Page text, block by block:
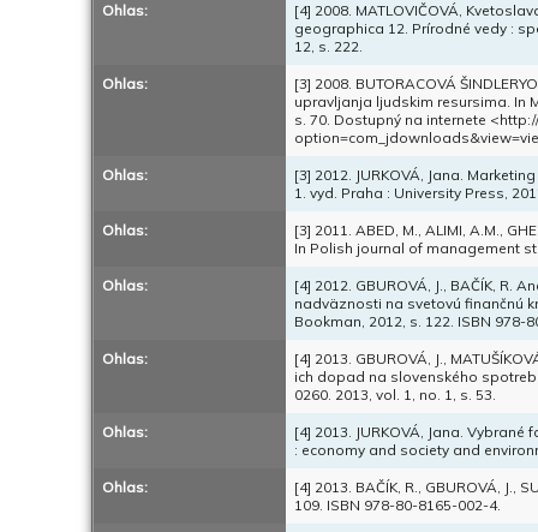
Ohlas:
[4] 2008. MATLOVIČOVÁ,
geographica 12. Prírodné vedy :
12, s. 222.
Ohlas:
[3] 2008. BUTORACOVÁ
upravljanja ljudskim resursima. In
s. 70. Dostupný na internete
Ohlas:
[3] 2012. JURKOVÁ, Jana.
1. vyd. Praha : University Press,
Ohlas:
[3] 2011. ABED, M., ALIMI, A.M.,
In Polish journal of management
Ohlas:
[4] 2012. GBUROVÁ, J., BAČÍK,
nadväznosti na svetovú finančnú
Bookman, 2012, s. 122. ISBN 978-
Ohlas:
[4] 2013. GBUROVÁ, J.,
ich dopad na slovenského
0260. 2013, vol. 1, no. 1, s. 53.
Ohlas:
[4] 2013. JURKOVÁ, Jana.
: economy and society and
Ohlas:
[4] 2013. BAČÍK, R., GBUROVÁ, J.,
109. ISBN 978-80-8165-002-4.